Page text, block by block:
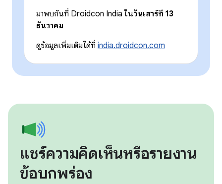
มาพบกันที่ Droidcon India ในวันเสาร์ที่ 13
ธันวาคม
ดูข้อมูลเพิ่มเติมได้ที่ india.droidcon.com
แชร์ความคิดเห็นหรือรายงาน
ข้อบกพร่อง